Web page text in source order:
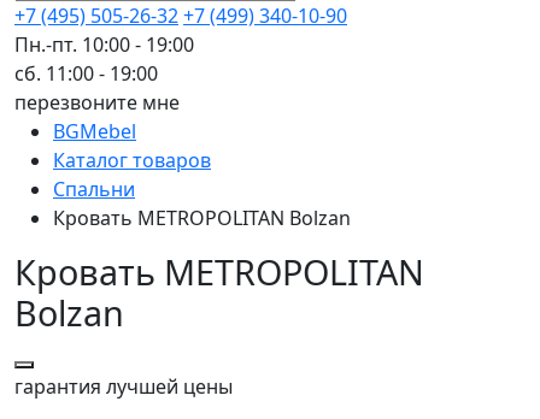
+7 (495) 505-26-32+7 (499) 340-10-90
Пн.-пт. 10:00 - 19:00
сб. 11:00 - 19:00
перезвоните мне
BGMebel
Каталог товаров
Спальни
Кровать METROPOLITAN Bolzan
Кровать METROPOLITAN
Bolzan
гарантия лучшей цены